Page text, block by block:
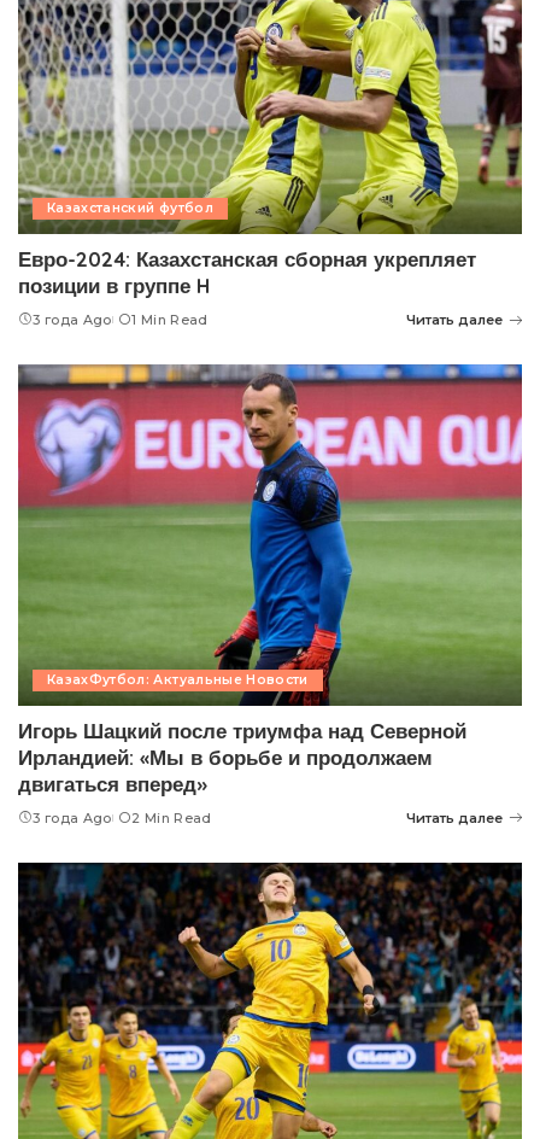
Казахстанский футбол
Евро-2024: Казахстанская сборная укрепляет
позиции в группе H
3 года Ago 1 Min Read Читать далее
КазахФутбол: Актуальные Новости
Игорь Шацкий после триумфа над Северной
Ирландией: «Мы в борьбе и продолжаем
двигаться вперед»
3 года Ago 2 Min Read Читать далее